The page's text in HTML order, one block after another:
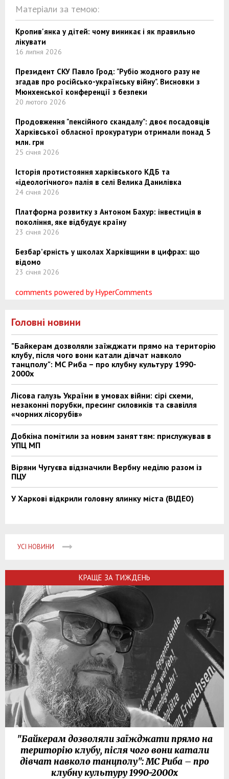
Матеріали за темою:
Кропив'янка у дітей: чому виникає і як правильно
лікувати
16 липня 2026
Президент СКУ Павло Грод: "Рубіо жодного разу не
згадав про російсько-українську війну". Висновки з
Мюнхенської конференції з безпеки
20 лютого 2026
Продовження "пенсійного скандалу": двоє посадовців
Харківської обласної прокуратури отримали понад 5
млн. грн
25 січня 2026
Історія протистояння харківського КДБ та
«ідеологічного» палія в селі Велика Данилівка
24 січня 2026
Платформа розвитку з Антоном Бахур: інвестиція в
покоління, яке відбудує країну
23 січня 2026
Безбар’єрність у школах Харківщини в цифрах: що
відомо
23 січня 2026
comments powered by HyperComments
Головні новини
"Байкерам дозволяли заїжджати прямо на територію
клубу, після чого вони катали дівчат навколо
танцполу": МС Риба – про клубну культуру 1990-
2000х
Лісова галузь України в умовах війни: сірі схеми,
незаконні порубки, пресинг силовиків та свавілля
«чорних лісорубів»
Добкіна помітили за новим заняттям: прислужував в
УПЦ МП
Віряни Чугуєва відзначили Вербну неділю разом із
ПЦУ
У Харкові відкрили головну ялинку міста (ВІДЕО)
УСІ НОВИНИ
КРАЩЕ ЗА ТИЖДЕНЬ
"Байкерам дозволяли заїжджати прямо на
територію клубу, після чого вони катали
дівчат навколо танцполу": МС Риба – про
клубну культуру 1990-2000х